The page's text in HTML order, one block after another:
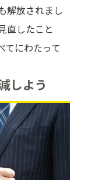
解放されまし
直したこと
てにわたって
しよう